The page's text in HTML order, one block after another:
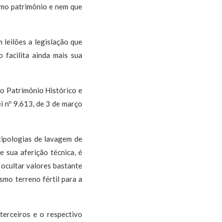
patrimônio e nem que
leilões a legislação que
facilita ainda mais sua
Patrimônio Histórico e
9.613, de 3 de março
de lavagem de
sua aferição técnica, é
ocultar valores bastante
terreno fértil para a
e o respectivo